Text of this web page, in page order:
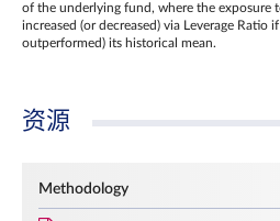
of the underlying fund, where the exposure
increased (or decreased) via Leverage Ratio
outperformed) its historical mean.
资源
Methodology